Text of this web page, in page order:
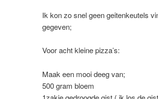
Ik kon zo snel geen geitenkeutels
gegeven;
Voor acht kleine pizza’s:
Maak een mooi deeg van;
500 gram bloem